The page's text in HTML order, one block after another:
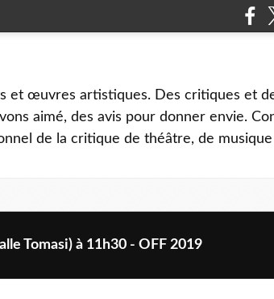
et œuvres artistiques. Des critiques et
aimé, des avis pour donner envie.
de la critique de théâtre, de
Tomasi) à 11h30 - OFF 2019